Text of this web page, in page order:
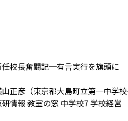
任校長奮闘記─有言実行を旗頭に
正彦（東京都大島町立第一中学校
研情報 教室の窓 中学校7 学校経営